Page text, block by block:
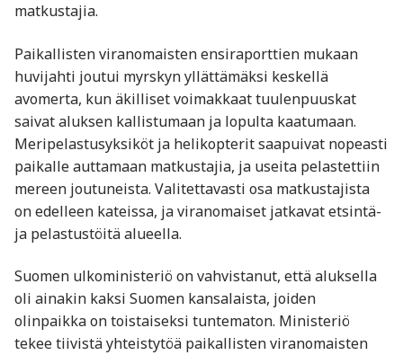
matkustajia.
Paikallisten viranomaisten ensiraporttien mukaan
huvijahti joutui myrskyn yllättämäksi keskellä
avomerta, kun äkilliset voimakkaat tuulenpuuskat
saivat aluksen kallistumaan ja lopulta kaatumaan.
Meripelastusyksiköt ja helikopterit saapuivat nopeasti
paikalle auttamaan matkustajia, ja useita pelastettiin
mereen joutuneista. Valitettavasti osa matkustajista
on edelleen kateissa, ja viranomaiset jatkavat etsintä-
ja pelastustöitä alueella.
Suomen ulkoministeriö on vahvistanut, että aluksella
oli ainakin kaksi Suomen kansalaista, joiden
olinpaikka on toistaiseksi tuntematon. Ministeriö
tekee tiivistä yhteistytöä paikallisten viranomaisten